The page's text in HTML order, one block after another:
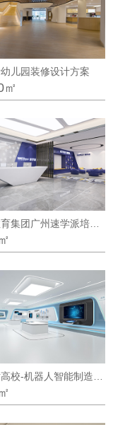
儿园装修设计方案
㎡
新思维教育集团广州速学派培训中心设计项目
职业技术高校-机器人智能制造实验室设计方案